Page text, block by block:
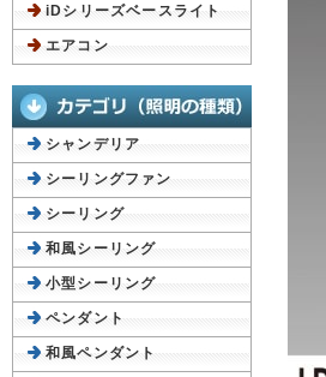
iDシリーズベースライト
エアコン
シャンデリア
シーリングファン
シーリング
和風シーリング
小型シーリング
ペンダント
和風ペンダント